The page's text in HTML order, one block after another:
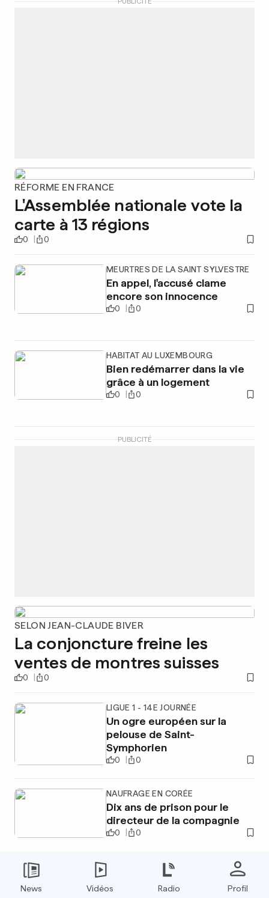
RÉFORME EN FRANCE
L'Assemblée nationale vote la
carte à 13 régions
0 0
MEURTRES DE LA SAINT SYLVESTRE
En appel, l'accusé clame
encore son innocence
0 0
HABITAT AU LUXEMBOURG
Bien redémarrer dans la vie
grâce à un logement
0 0
PUBLICITÉ
SELON JEAN-CLAUDE BIVER
La conjoncture freine les
ventes de montres suisses
0 0
LIGUE 1 - 14E JOURNÉE
Un ogre européen sur la
pelouse de Saint-
Symphorien
0 0
NAUFRAGE EN CORÉE
Dix ans de prison pour le
directeur de la compagnie
0 0
News Vidéos Radio Profil